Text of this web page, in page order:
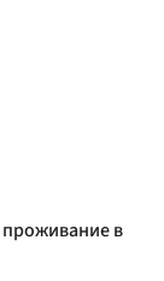
проживание в